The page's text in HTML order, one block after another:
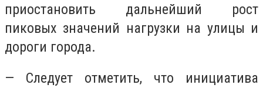
приостановить дальнейший рост
пиковых значений нагрузки на улицы и
дороги города.
— Следует отметить, что инициатива